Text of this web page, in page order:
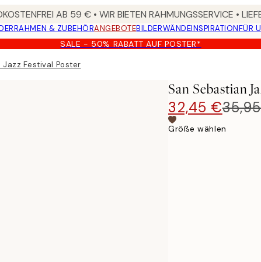
AB 59 € • WIR BIETEN RAHMUNGSSERVICE •
RAHMEN & ZUBEHÖRANGEBOTEBILDERWÄNDEINSPIRATIONFÜR
SALE - 50% RABATT AUF POSTER*
Jazz Festival Poster
San Sebastian
32,45 €
Größe wählen